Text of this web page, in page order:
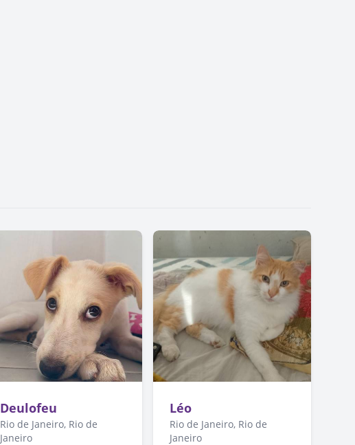
Deulofeu
Rio de Janeiro, Rio de
Janeiro
Léo
Rio de Janeiro, Rio de
Janeiro